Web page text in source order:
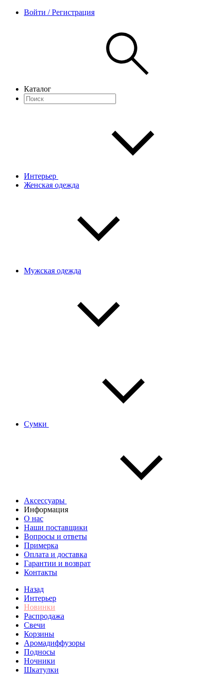
Войти / Регистрация
Каталог
Интерьер
Женская одежда
Мужская одежда
Сумки
Аксессуары
Информация
О нас
Наши поставщики
Вопросы и ответы
Примерка
Оплата и доставка
Гарантии и возврат
Контакты
Назад
Интерьер
Новинки
Распродажа
Свечи
Корзины
Аромадиффузоры
Подносы
Ночники
Шкатулки